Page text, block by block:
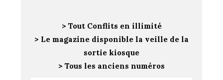
> Tout Conflits en illimité
> Le magazine disponible la veille de la
sortie kiosque
> Tous les anciens numéros